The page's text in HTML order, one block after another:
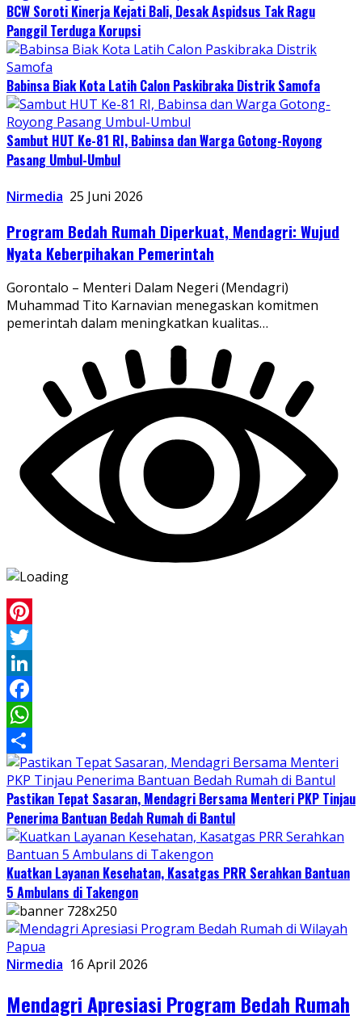
BCW Soroti Kinerja Kejati Bali, Desak Aspidsus Tak Ragu
Panggil Terduga Korupsi
Babinsa Biak Kota Latih Calon Paskibraka Distrik Samofa
Sambut HUT Ke-81 RI, Babinsa dan Warga Gotong-Royong
Pasang Umbul-Umbul
Nirmedia 25 Juni 2026
Program Bedah Rumah Diperkuat, Mendagri: Wujud
Nyata Keberpihakan Pemerintah
Gorontalo – Menteri Dalam Negeri (Mendagri)
Muhammad Tito Karnavian menegaskan komitmen
pemerintah dalam meningkatkan kualitas…
Pinterest
Twitter
LinkedIn
Facebook
WhatsApp
Share
Pastikan Tepat Sasaran, Mendagri Bersama Menteri PKP Tinjau
Penerima Bantuan Bedah Rumah di Bantul
Kuatkan Layanan Kesehatan, Kasatgas PRR Serahkan Bantuan
5 Ambulans di Takengon
Nirmedia 16 April 2026
Mendagri Apresiasi Program Bedah Rumah